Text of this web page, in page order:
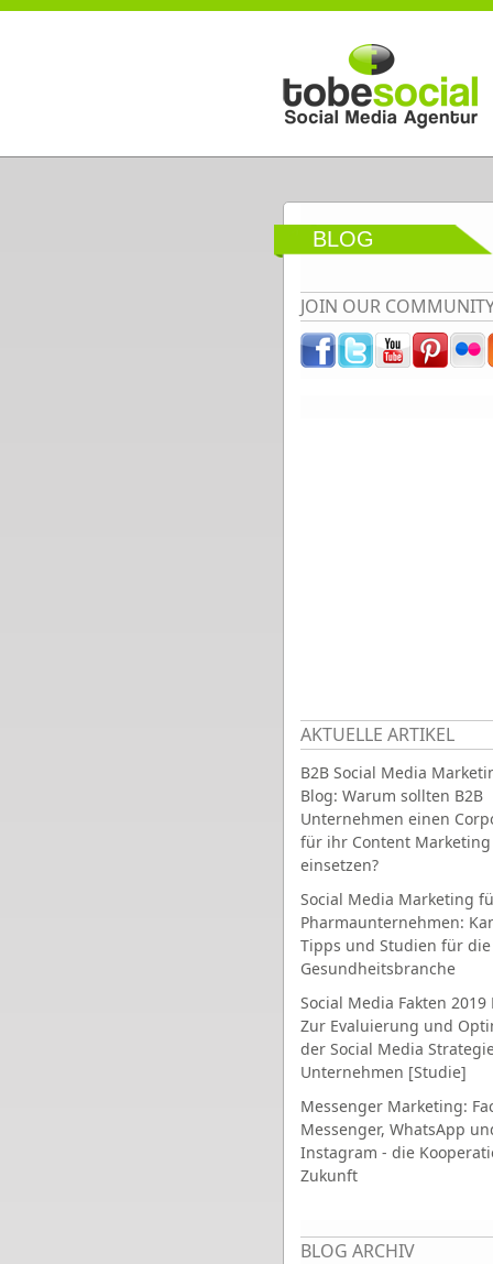
Direkt zum Inhalt
BLOG
JOIN OUR
AKTUELLE ARTIKEL
B2B Social Media
Blog: Warum sollten B2B
Unternehmen einen
für ihr Content Marketing
einsetzen?
Social Media Marketing
Pharmaunternehmen:
Tipps und Studien für die
Gesundheitsbranche
Social Media Fakten 2019
Zur Evaluierung und
der Social Media
Unternehmen [Studie]
Messenger Marketing:
Messenger, WhatsApp
Instagram - die
Zukunft
BLOG ARCHIV
Seiten